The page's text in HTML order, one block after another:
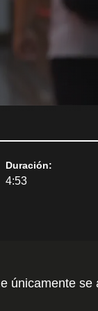
Duración:
4:53
únicamente